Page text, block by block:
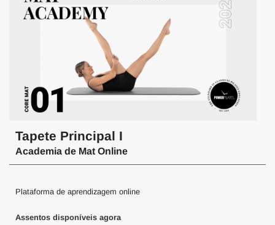
Tapete Principal I
Academia de Mat Online
Plataforma de aprendizagem online
Assentos disponíveis agora